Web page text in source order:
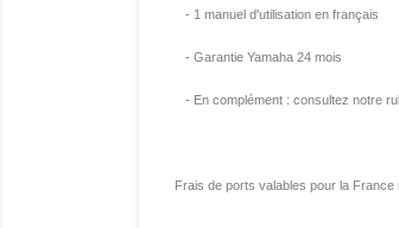
- 1 manuel d'utilisation en français
- Garantie Yamaha 24 mois
- En complément : consultez notre
Frais de ports valables pour la France